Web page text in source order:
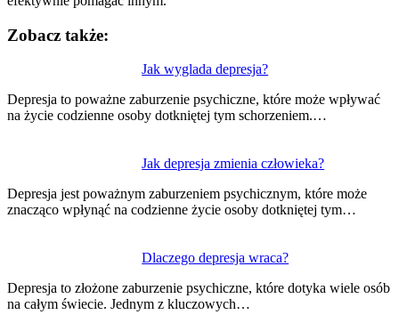
Zobacz także:
Jak wyglada depresja?
Depresja to poważne zaburzenie psychiczne, które może wpływać
na życie codzienne osoby dotkniętej tym schorzeniem.…
Jak depresja zmienia człowieka?
Depresja jest poważnym zaburzeniem psychicznym, które może
znacząco wpłynąć na codzienne życie osoby dotkniętej tym…
Dlaczego depresja wraca?
Depresja to złożone zaburzenie psychiczne, które dotyka wiele osób
na całym świecie. Jednym z kluczowych…
wpisu